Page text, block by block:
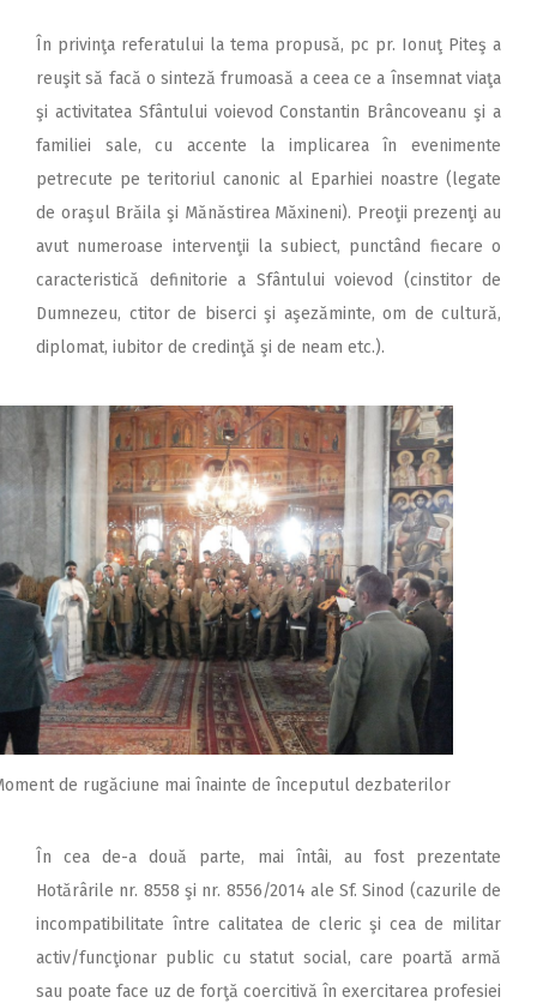
În privinţa referatului la tema propusă, pc pr. Ionuţ Piteş a
reuşit să facă o sinteză frumoasă a ceea ce a însemnat viaţa
şi activitatea Sfântului voievod Constantin Brâncoveanu şi a
familiei sale, cu accente la implicarea în evenimente
petrecute pe teritoriul canonic al Eparhiei noastre (legate
de oraşul Brăila şi Mănăstirea Măxineni). Preoţii prezenţi au
avut numeroase intervenţii la subiect, punctând fiecare o
caracteristică definitorie a Sfântului voievod (cinstitor de
Dumnezeu, ctitor de biserci şi aşezăminte, om de cultură,
diplomat, iubitor de credinţă şi de neam etc.).
de rugăciune mai înainte de începutul dezbaterilor
În cea de-a două parte, mai întâi, au fost prezentate
Hotărârile nr. 8558 şi nr. 8556/2014 ale Sf. Sinod (cazurile de
incompatibilitate între calitatea de cleric şi cea de militar
activ/funcţionar public cu statut social, care poartă armă
sau poate face uz de forţă coercitivă în exercitarea profesiei